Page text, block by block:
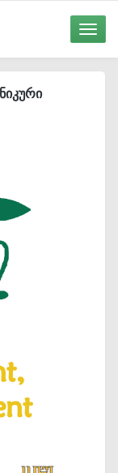
Toggle